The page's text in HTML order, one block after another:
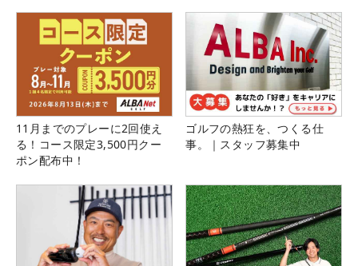
11月までのプレーに2回使え
る！コース限定3,500円クー
ポン配布中！
ゴルフの熱狂を、つくる仕
事。｜スタッフ募集中